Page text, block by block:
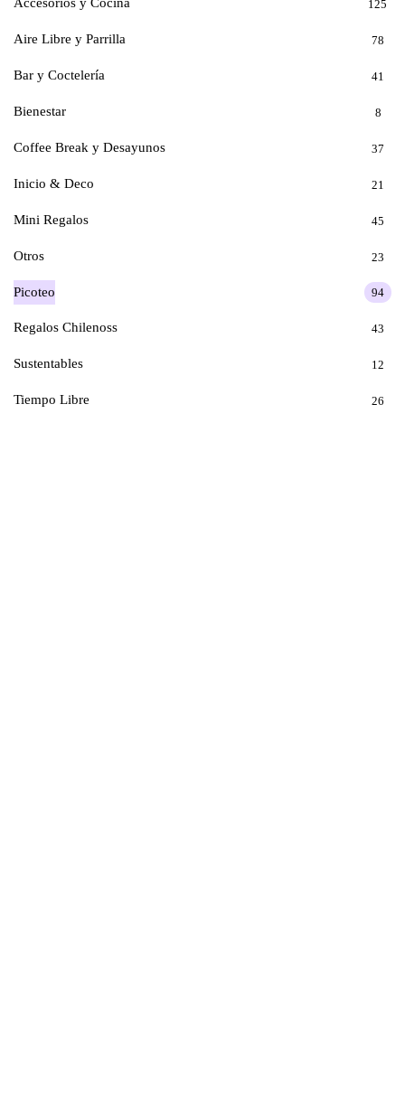
125
Aire Libre y Parrilla 78
Bar y Coctelería 41
Bienestar 8
Coffee Break y Desayunos 37
Inicio & Deco 21
Mini Regalos 45
Otros 23
Picoteo 94
Regalos Chilenoss 43
Sustentables 12
Tiempo Libre 26